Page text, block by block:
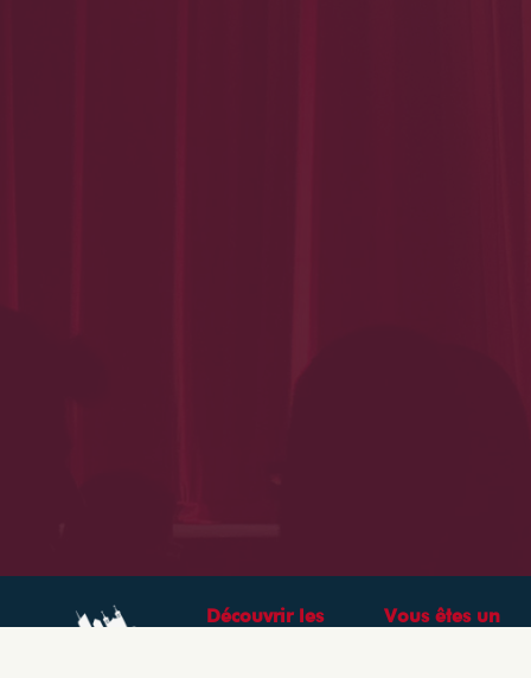
Découvrir les
Vous êtes un